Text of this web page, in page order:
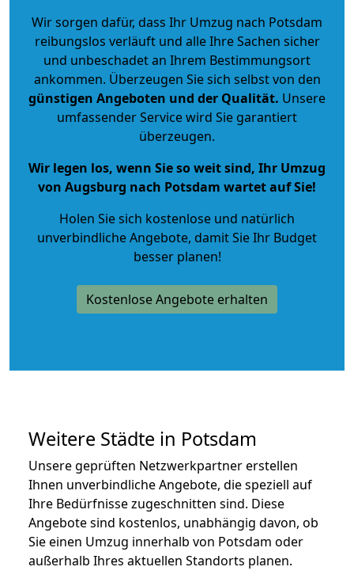
Wir sorgen dafür, dass Ihr Umzug nach Potsdam
reibungslos verläuft und alle Ihre Sachen sicher
und unbeschadet an Ihrem Bestimmungsort
ankommen. Überzeugen Sie sich selbst von den
günstigen Angeboten und der Qualität. Unsere
umfassender Service wird Sie garantiert
überzeugen.
Wir legen los, wenn Sie so weit sind, Ihr Umzug
von Augsburg nach Potsdam wartet auf Sie!
Holen Sie sich kostenlose und natürlich
unverbindliche Angebote, damit Sie Ihr Budget
besser planen!
Kostenlose Angebote erhalten
Weitere Städte in Potsdam
Unsere geprüften Netzwerkpartner erstellen
Ihnen unverbindliche Angebote, die speziell auf
Ihre Bedürfnisse zugeschnitten sind. Diese
Angebote sind kostenlos, unabhängig davon, ob
Sie einen Umzug innerhalb von Potsdam oder
außerhalb Ihres aktuellen Standorts planen.